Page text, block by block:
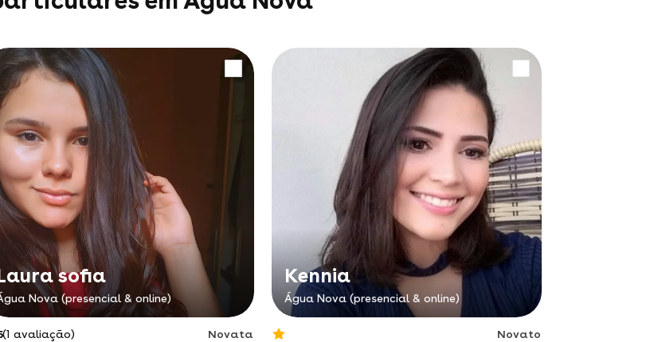
sofia
Nova (presencial & online)
(1 avaliação)
Novata
Kennia
Água Nova (presencial & online)
Novato